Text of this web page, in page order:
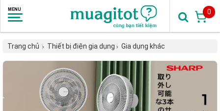
0
Trang chủ Thiết bị điện gia dụng Gia dụng khác